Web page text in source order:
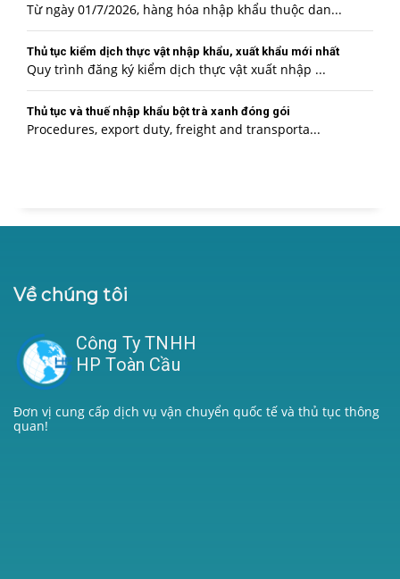
Từ ngày 01/7/2026, hàng hóa nhập khẩu thuộc dan...
Thủ tục kiểm dịch thực vật nhập khẩu, xuất khẩu mới nhất
Quy trình đăng ký kiểm dịch thực vật xuất nhập ...
Thủ tục và thuế nhập khẩu bột trà xanh đóng gói
Procedures, export duty, freight and transporta...
Về chúng tôi
Công Ty TNHH
HP Toàn Cầu
Đơn vị cung cấp dịch vụ vận chuyển quốc tế và thủ tục thông
quan!